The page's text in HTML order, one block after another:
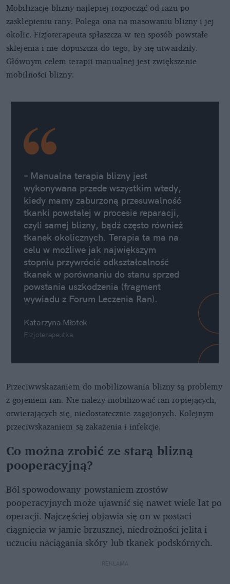
Mobilizację blizny najlepiej rozpocząć od razu po
zasklepieniu rany. Polega ona na masowaniu blizny i jej
okolic. Fizjoterapeuta spłaszcza w ten sposób powstałe
sklejenia i nie dopuszcza do tego, by się utwardziły.
Głównym celem terapii manualnej jest zwiększenie
mobilności blizny.
Katarzyna Młotek
Fizjoterapeutka
– Manualna terapia blizny jest
wykonywana przede wszystkim wtedy,
kiedy mamy zaburzoną przesuwalność
tkanki powstałej w procesie reparacji,
czyli samej blizny, bądź często również
tkanek okolicznych. Terapia ta ma na
celu w możliwe jak największym
stopniu przywrócić odkształcalność
tkanek w porównaniu do stanu sprzed
powstania uszkodzenia (fragment
wywiadu z Forum Leczenia Ran).
Przeciwwskazaniem do mobilizowania blizny są problemy
z gojeniem ran. Nie należy mobilizować ran ropiejących,
otwierających się, niedostatecznie zagojonych. Kolejnym
przeciwskazaniem są zakażenia i infekcje.
Co można zrobić ze starą blizną
pooperacyjną?
Ból spowodowany powstaniem zrostów
pooperacyjnych może ujawnić się nawet wiele lat po
operacji. Najczęściej objawia się on w postaci
ciągnięcia w jamie brzusznej, niedrożności jelita i
uczuciu naciągania skóry lub tkanek podskórnych.
REKLAMA